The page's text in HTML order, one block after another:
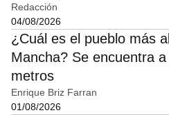
Redacción
04/08/2026
¿Cuál es el pueblo más
Mancha? Se encuentra
metros
Enrique Briz Farran
01/08/2026